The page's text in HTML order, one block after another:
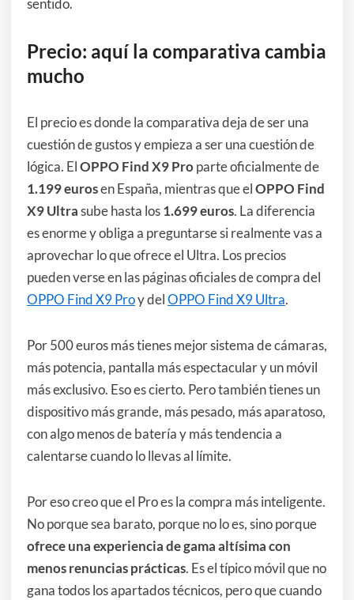
sentido.
Precio: aquí la comparativa cambia
mucho
El precio es donde la comparativa deja de ser una
cuestión de gustos y empieza a ser una cuestión de
lógica. ElOPPO Find X9 Pro parte oficialmente de
1.199 eurosen España, mientras que elOPPO Find
X9 Ultrasube hasta los1.699 euros. La diferencia
es enorme y obliga a preguntarse si realmente vas a
aprovechar lo que ofrece el Ultra. Los precios
pueden verse en las páginas oficiales de compra del
OPPO Find X9 Proy delOPPO Find X9 Ultra.
Por 500 euros más tienes mejor sistema de cámaras,
más potencia, pantalla más espectacular y un móvil
más exclusivo. Eso es cierto. Pero también tienes un
dispositivo más grande, más pesado, más aparatoso,
con algo menos de batería y más tendencia a
calentarse cuando lo llevas al límite.
Por eso creo que el Pro es la compra más inteligente.
No porque sea barato, porque no lo es, sino porque
ofrece una experiencia de gama altísima con
menos renuncias prácticas. Es el típico móvil que no
gana todos los apartados técnicos, pero que cuando